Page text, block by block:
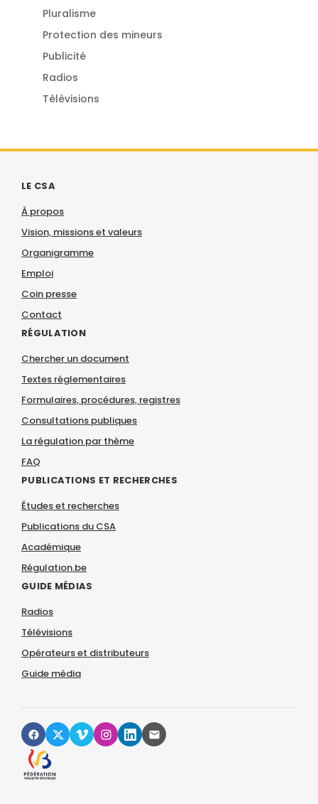
Pluralisme
Protection des mineurs
Publicité
Radios
Télévisions
LE CSA
À propos
Vision, missions et valeurs
Organigramme
Emploi
Coin presse
Contact
RÉGULATION
Chercher un document
Textes réglementaires
Formulaires, procédures, registres
Consultations publiques
La régulation par thème
FAQ
PUBLICATIONS ET RECHERCHES
Études et recherches
Publications du CSA
Académique
Régulation.be
GUIDE MÉDIAS
Radios
Télévisions
Opérateurs et distributeurs
Guide média